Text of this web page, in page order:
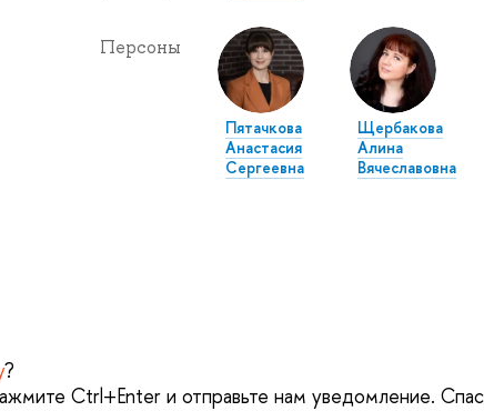
Персоны
Пятачкова
Анастасия
Сергеевна
Щербакова
Алина
Вячеславовна
?
Ctrl+Enter и отправьте нам уведомление.